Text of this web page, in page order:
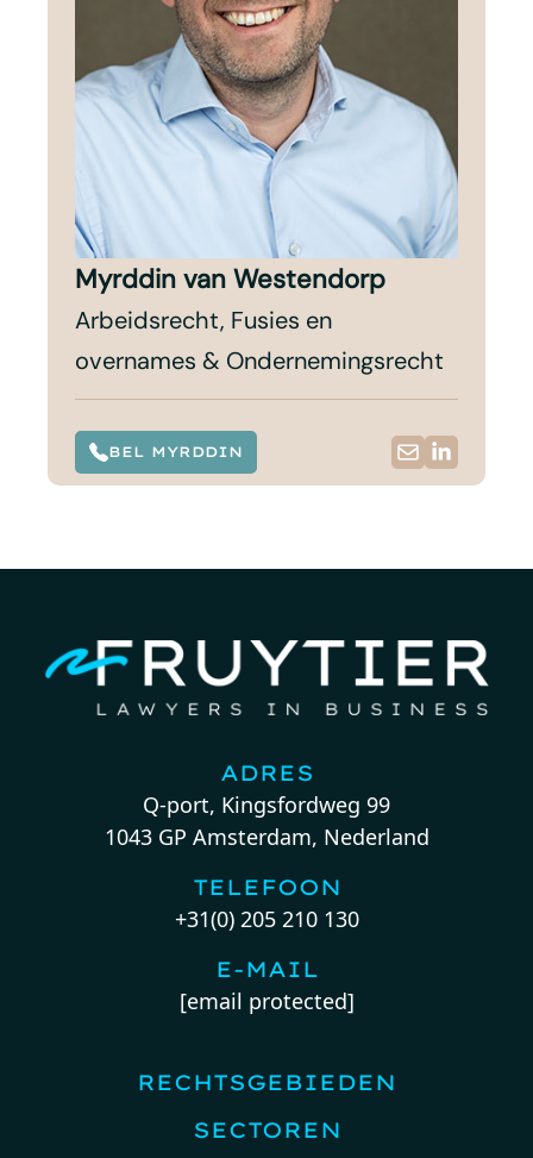
Myrddin van Westendorp
Arbeidsrecht, Fusies en
overnames & Ondernemingsrecht
BEL MYRDDIN
ADRES
Q-port, Kingsfordweg 99
1043 GP Amsterdam, Nederland
TELEFOON
+31(0) 205 210 130
E-MAIL
[email protected]
RECHTSGEBIEDEN
SECTOREN